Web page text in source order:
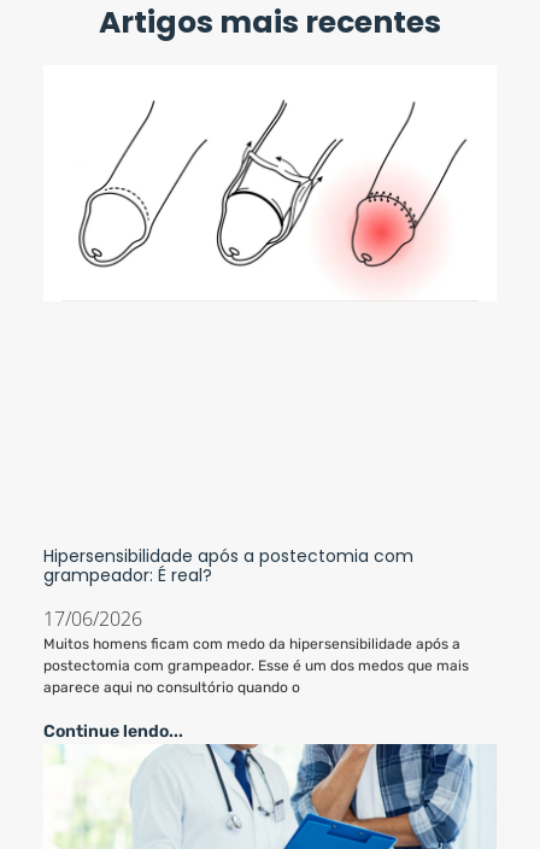
Artigos mais recentes
Hipersensibilidade após a postectomia com
grampeador: É real?
17/06/2026
Muitos homens ficam com medo da hipersensibilidade após a
postectomia com grampeador. Esse é um dos medos que mais
aparece aqui no consultório quando o
Continue lendo...